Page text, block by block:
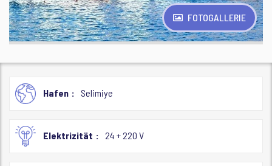
FOTOGALLERIE
Hafen Selimiye
Elektrizität 24 + 220 V